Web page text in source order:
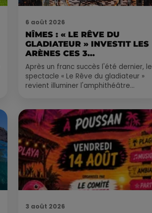
6 août 2026
NÎMES : « LE RÊVE DU
GLADIATEUR » INVESTIT LES
ARÈNES CES 3...
Après un franc succès l'été dernier, le
spectacle « Le Rêve du gladiateur »
revient illuminer l'amphithéâtre
3 août 2026